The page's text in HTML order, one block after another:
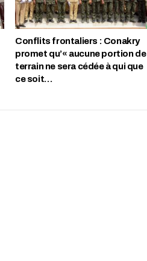
Conflits frontaliers : Conakry
promet qu’« aucune portion de
terrain ne sera cédée à qui que
ce soit…